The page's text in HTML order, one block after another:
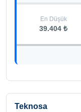
En Düşük
39.404 ₺
Teknosa